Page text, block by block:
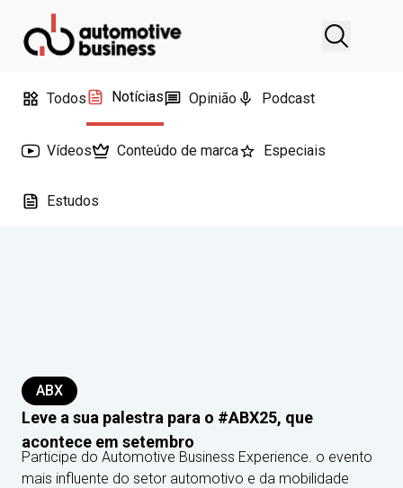
Todos Notícias Opinião Podcast
Vídeos Conteúdo de marca Especiais
Estudos
ABX
Leve a sua palestra para o #ABX25, que
acontece em setembro
Participe do Automotive Business Experience. o evento
mais influente do setor automotivo e da mobilidade